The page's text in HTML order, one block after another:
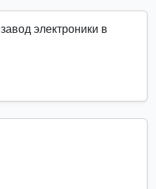
электроники в